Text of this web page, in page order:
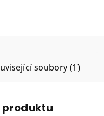
soubory (1)